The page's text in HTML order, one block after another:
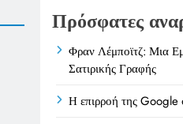
Πρόσφατες
Φραν Λέμποϊτζ: Μια
Σατιρικής Γραφής
Η επιρροή της Google